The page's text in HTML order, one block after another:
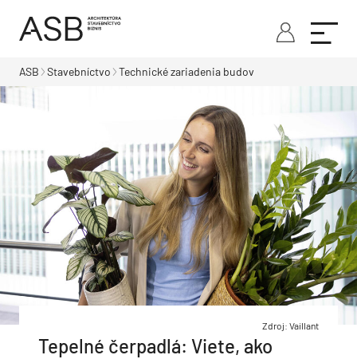
ASB Stavebníctvo Technické zariadenia budov
Zdroj: Vaillant
Tepelné čerpadlá: Viete, ako